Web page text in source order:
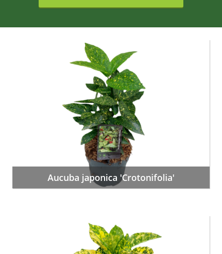
Aucuba japonica 'Crotonifolia'